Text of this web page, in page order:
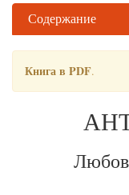
Содержание
Книга в PDF.